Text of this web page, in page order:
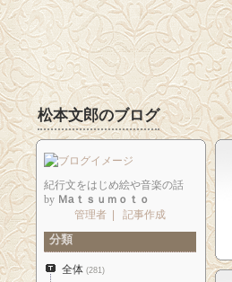
松本文郎のブログ
紀行文をはじめ絵や音楽の話
by Ｍaｔｓｕｍｏｔｏ
管理者
記事作成
分類
全体 (281)